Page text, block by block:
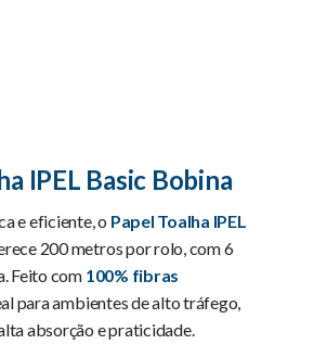
IPEL Basic Bobina
e eficiente, o Papel Toalha IPEL
200 metros por rolo, com 6
Feito com 100% fibras
para ambientes de alto tráfego,
absorção e praticidade.